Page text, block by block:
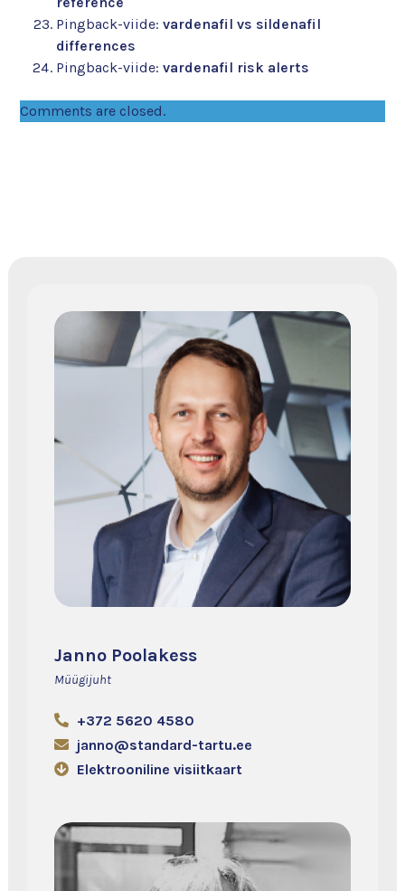
Pingback-viide:vardenafil vs sildenafil
differences
Pingback-viide:vardenafil risk alerts
Comments are closed.
Janno Poolakess
Müügijuht
+372 5620 4580
janno@standard-tartu.ee
Elektrooniline visiitkaart